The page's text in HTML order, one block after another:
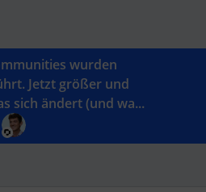
wurden
Jetzt größer und
sich ändert (und wa...